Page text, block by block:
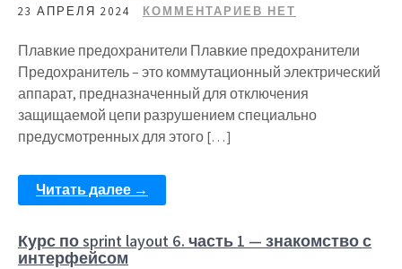
23 АПРЕЛЯ 2024 КОММЕНТАРИЕВ НЕТ
Плавкие предохранители Плавкие предохранители
Предохранитель – это коммутационный электрический
аппарат, предназначенный для отключения
защищаемой цепи разрушением специально
предусмотренных для этого […]
Читать далее →
Курс по sprint layout 6. часть 1 — знакомство с
интерфейсом